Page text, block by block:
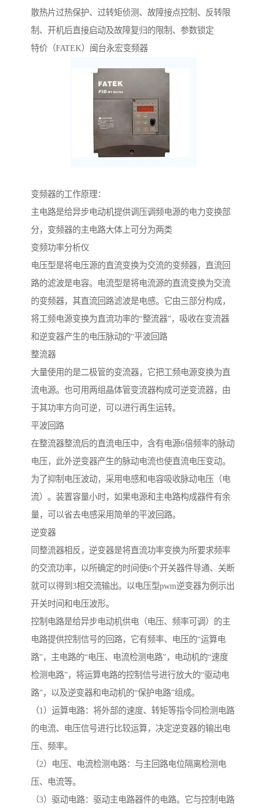
散热片过热保护、过转矩侦测、故障接点控制、反转限
制、开机后直接启动及故障复归的限制、参数锁定
特价（FATEK）闽台永宏变频器
变频器的工作原理：
主电路是给异步电动机提供调压调频电源的电力变换部
分，变频器的主电路大体上可分为两类
变频功率分析仪
电压型是将电压源的直流变换为交流的变频器，直流回
路的滤波是电容。电流型是将电流源的直流变换为交流
的变频器，其直流回路滤波是电感。它由三部分构成，
将工频电源变换为直流功率的“整流器”，吸收在变流器
和逆变器产生的电压脉动的“平波回路
整流器
大量使用的是二极管的变流器，它把工频电源变换为直
流电源。也可用两组晶体管变流器构成可逆变流器，由
于其功率方向可逆，可以进行再生运转。
平波回路
在整流器整流后的直流电压中，含有电源6倍频率的脉动
电压，此外逆变器产生的脉动电流也使直流电压变动。
为了抑制电压波动，采用电感和电容吸收脉动电压（电
流）。装置容量小时，如果电源和主电路构成器件有余
量，可以省去电感采用简单的平波回路。
逆变器
同整流器相反，逆变器是将直流功率变换为所要求频率
的交流功率，以所确定的时间使6个开关器件导通、关断
就可以得到3相交流输出。以电压型pwm逆变器为例示出
开关时间和电压波形。
控制电路是给异步电动机供电（电压、频率可调）的主
电路提供控制信号的回路，它有频率、电压的“运算电
路”，主电路的“电压、电流检测电路”，电动机的“速度
检测电路”，将运算电路的控制信号进行放大的“驱动电
路”，以及逆变器和电动机的“保护电路”组成。
（1）运算电路：将外部的速度、转矩等指令同检测电路
的电流、电压信号进行比较运算，决定逆变器的输出电
压、频率。
（2）电压、电流检测电路：与主回路电位隔离检测电
压、电流等。
（3）驱动电路：驱动主电路器件的电路。它与控制电路